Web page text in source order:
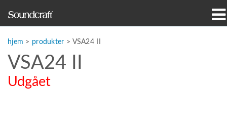
Case studies og nyheder
hvor man kan købe
hjem > produkter > VSA24 II
VSA24 II
Udgået